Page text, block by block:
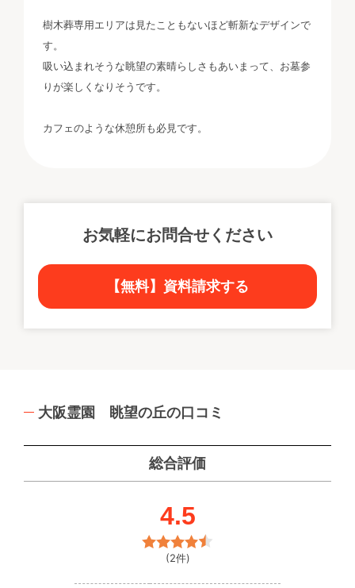
樹木葬専用エリアは見たこともないほど斬新なデザインで
す。
吸い込まれそうな眺望の素晴らしさもあいまって、お墓参
りが楽しくなりそうです。
カフェのような休憩所も必見です。
お気軽にお問合せください
【無料】資料請求する
大阪霊園 眺望の丘の口コミ
総合評価
4.5
(2件)